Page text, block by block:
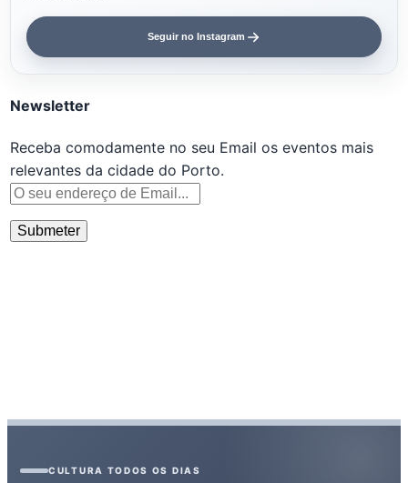
Seguir no Instagram
Newsletter
Receba comodamente no seu Email os eventos mais
relevantes da cidade do Porto.
CULTURA TODOS OS DIAS